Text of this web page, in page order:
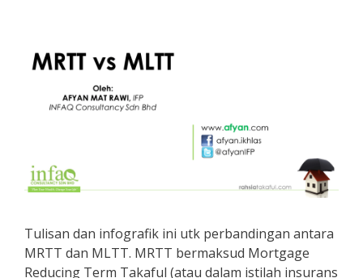
Tulisan dan infografik ini utk perbandingan antara
MRTT dan MLTT. MRTT bermaksud Mortgage
Reducing Term Takaful (atau dalam istilah insurans